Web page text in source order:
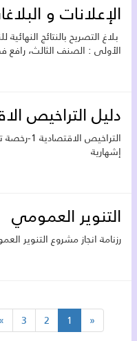
الإعلانات و البلاغات من
الأولى : الصنف الثالث، رافع
دليل التراخيص
التراخيص
التنوير العمومي
رزنامة انجاز مشروع التنوير
» 3 2 1 «